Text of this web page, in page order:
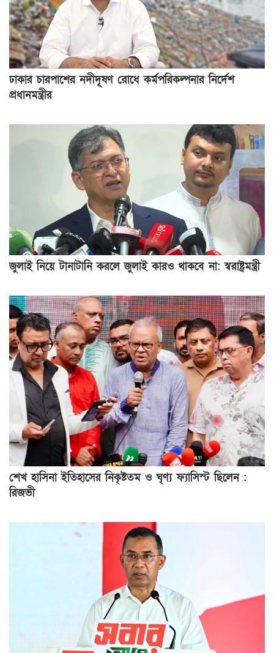
ঢাকার চারপাশের নদীদূষণ রোধে কর্মপরিকল্পনার নির্দেশ
প্রধানমন্ত্রীর
জুলাই নিয়ে টানাটানি করলে জুলাই কারও থাকবে না: স্বরাষ্ট্রমন্ত্রী
শেখ হাসিনা ইতিহাসের নিকৃষ্টতম ও ঘৃণ্য ফ্যাসিস্ট ছিলেন :
রিজভী